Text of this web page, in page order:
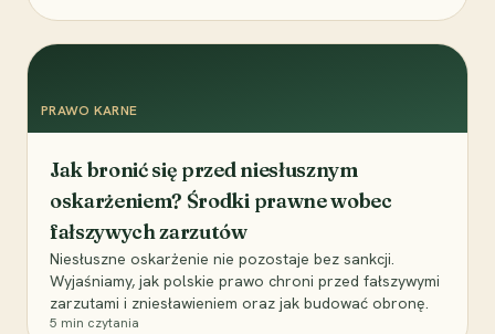
PRAWO KARNE
Jak bronić się przed niesłusznym
oskarżeniem? Środki prawne wobec
fałszywych zarzutów
Niesłuszne oskarżenie nie pozostaje bez sankcji.
Wyjaśniamy, jak polskie prawo chroni przed fałszywymi
zarzutami i zniesławieniem oraz jak budować obronę.
5 min czytania